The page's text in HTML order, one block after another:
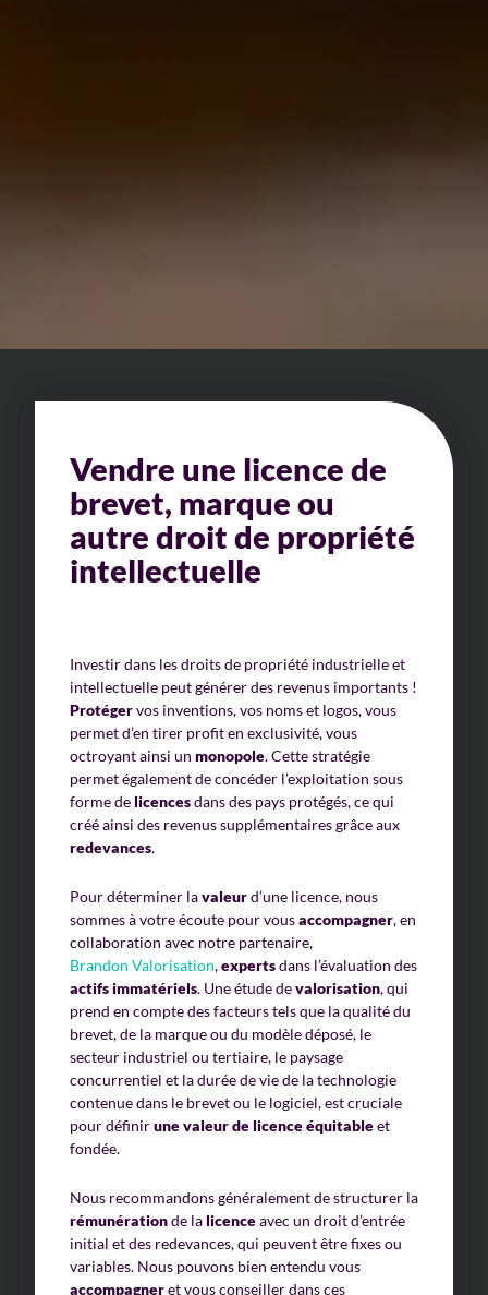
Vendre une licence de
brevet, marque ou
autre droit de propriété
intellectuelle
Investir dans les droits de propriété industrielle et
intellectuelle peut générer des revenus importants !
Protégervos inventions, vos noms et logos, vous
permet d’en tirer profit en exclusivité, vous
octroyant ainsi un monopole. Cette stratégie
permet également de concéder l’exploitation sous
forme delicencesdans des pays protégés, ce qui
créé ainsi des revenus supplémentaires grâce aux
redevances.
Pour déterminer lavaleurd’une licence, nous
sommes à votre écoute pour vousaccompagner, en
collaboration avec notre partenaire,
Brandon Valorisation,expertsdans l’évaluation des
actifs immatériels. Une étude devalorisation, qui
prend en compte des facteurs tels que la qualité du
brevet, de la marque ou du modèle déposé, le
secteur industriel ou tertiaire, le paysage
concurrentiel et la durée de vie de la technologie
contenue dans le brevet ou le logiciel, est cruciale
pour définirune valeur de licence équitableet
fondée.
Nous recommandons généralement de structurer la
rémunérationde lalicenceavec un droit d’entrée
initial et des redevances, qui peuvent être fixes ou
variables. Nous pouvons bien entendu vous
accompagneret vous conseiller dans ces